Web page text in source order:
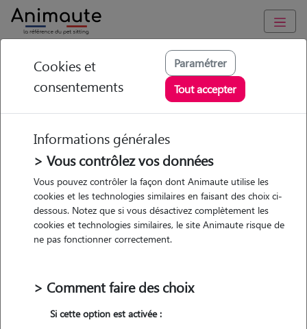
Animaute Occitanie Pyrénées-Orientales/La Gaude
Nathalie - Petsitter à
La Gaude
5/5 (31 avis)
• 51 ans
chez le Pet Sitter
Cookies et
consentements
Paramétrer
Tout accepter
Informations générales
> Vous contrôlez vos données
Vous pouvez contrôler la façon dont Animaute utilise les
cookies et les technologies similaires en faisant des choix ci-
dessous. Notez que si vous désactivez complètement les
cookies et technologies similaires, le site Animaute risque de
ne pas fonctionner correctement.
> Comment faire des choix
Si cette option est activée :